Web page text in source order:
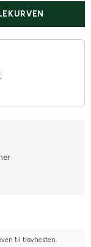
til travhesten.